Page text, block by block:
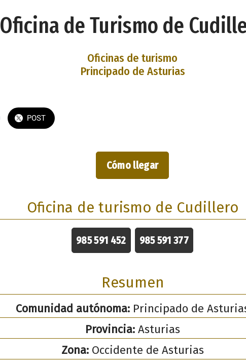
Oficina de Turismo de
Oficinas de turismo
Principado de Asturias
POST
Cómo llegar
Oficina de turismo de Cudillero
985 591 452 985 591 377
Resumen
Comunidad autónoma: Principado de
Provincia:Asturias
Zona:Occidente de Asturias